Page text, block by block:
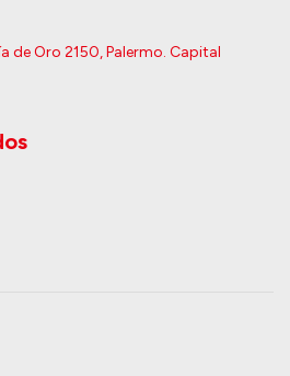
de Oro 2150, Palermo. Capital